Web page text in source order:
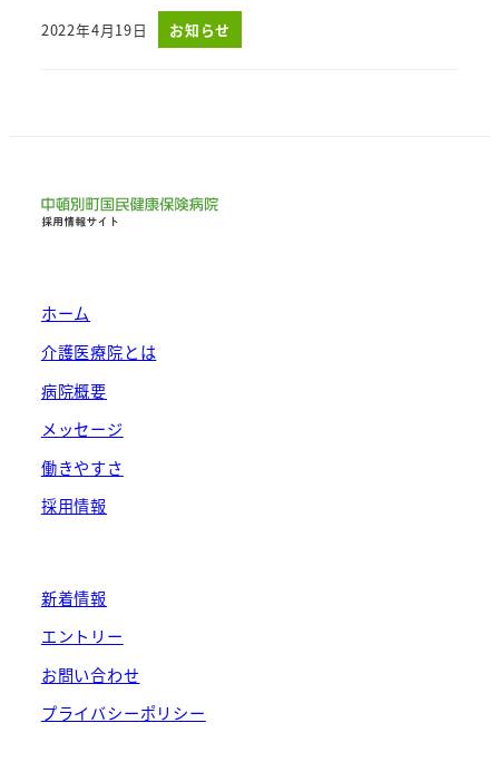
投稿日
2022年4月19日 お知らせ
ホーム
介護医療院とは
病院概要
メッセージ
働きやすさ
採用情報
新着情報
エントリー
お問い合わせ
プライバシーポリシー